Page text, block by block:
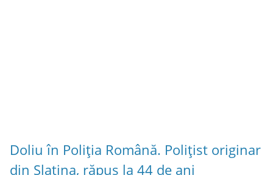
Doliu în Poliția Română. Polițist originar
din Slatina, răpus la 44 de ani